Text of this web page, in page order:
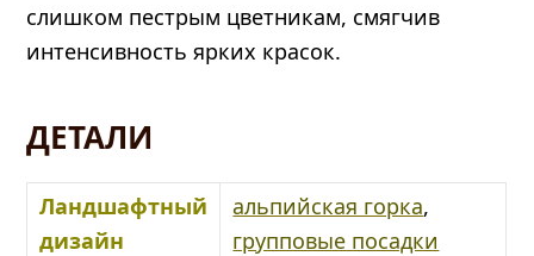
слишком пестрым цветникам, смягчив
интенсивность ярких красок.
ДЕТАЛИ
Ландшафтный
дизайн
альпийская горка,
групповые посадки